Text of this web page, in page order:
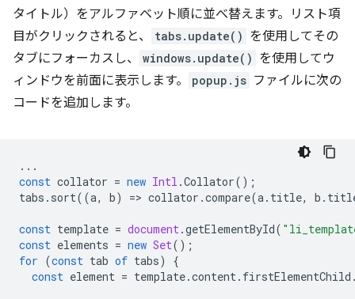
タイトル）をアルファベット順に並べ替えます。リスト項
目がクリックされると、
tabs.update() を使用してその
タブにフォーカスし、
windows.update() を使用してウ
ィンドウを前面に表示します。
popup.js ファイルに次の
コードを追加します。
...
const collator = new Intl .Collator();
tabs . sort((a, b) => collator .compare(a. title, b .
const template = document.getElementById(
const elements = new Set();
for (const tab of tabs)
{
const element = template.content. firstElementChild